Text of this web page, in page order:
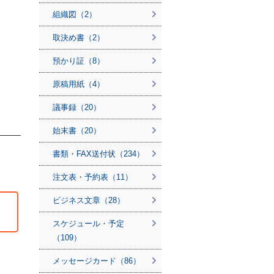
組織図（2）
取決め書（2）
預かり証（8）
原稿用紙（4）
議事録（20）
始末書（20）
書類・FAX送付状（234）
注文表・予約表（11）
ビジネス文章（28）
スケジュール・予定
（109）
メッセージカード（86）